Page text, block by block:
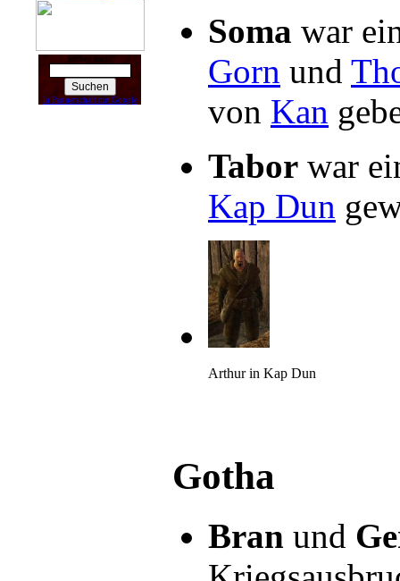
Suchen nach:
In Partnerschaft mit Google
Soma war
Gorn und
von Kan
Tabor war
Kap Dun
Arthur in Kap Dun
Gotha
Bran und